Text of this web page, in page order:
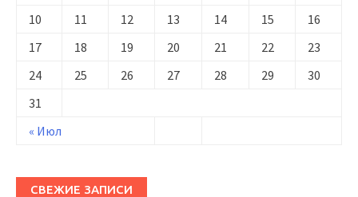
« Июл
10
11 12 13 14 15
16
17
18 19 20 21 22
23
24
25 26 27 28 29
30
31
СВЕЖИЕ ЗАПИСИ